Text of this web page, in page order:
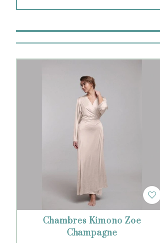
Chambres Kimono Zoe
Champagne